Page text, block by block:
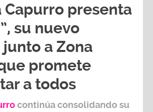
Capurro presenta
su nuevo
a Zona
promete
a todos
continúa consolidando su